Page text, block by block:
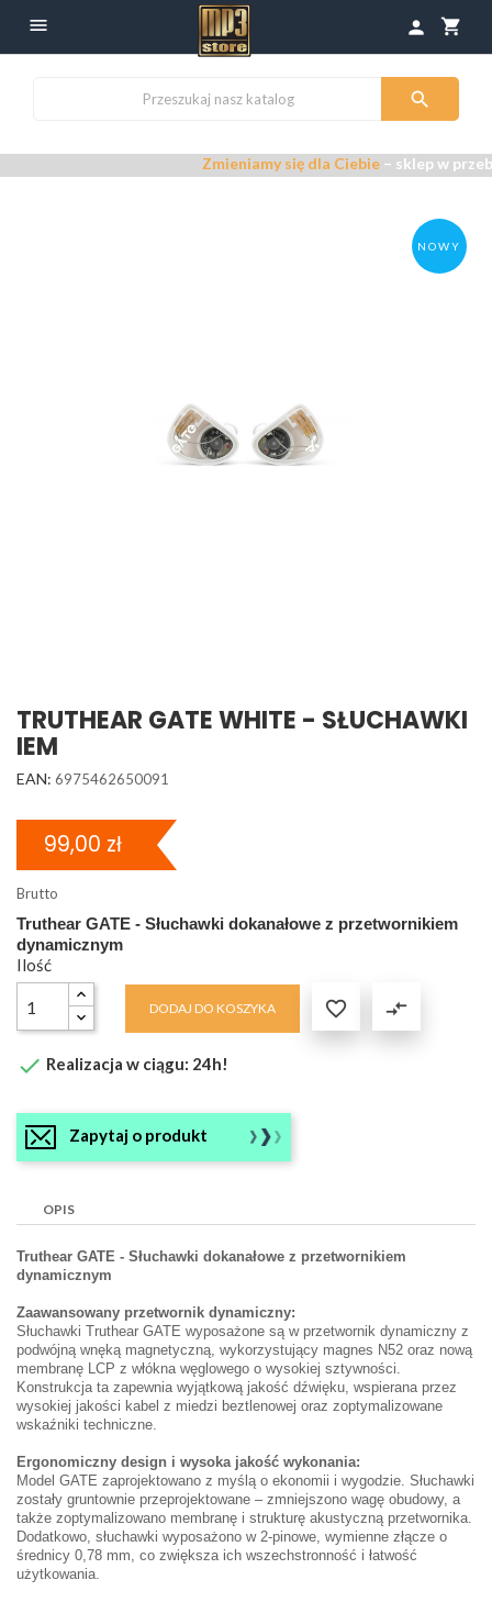
 shopping_cart
person

Zmieniamy się dla Ciebie– sklep w
NOWY
TRUTHEAR GATE WHITE - SŁUCHAWKI
IEM
EAN: 6975462650091
99,00 zł
Brutto
Truthear GATE - Słuchawki dokanałowe z przetwornikiem
dynamicznym
Ilość
DODAJ DO KOSZYKA  compare_arrows
 Realizacja w ciągu: 24h!
Zapytaj o produkt
OPIS
Truthear GATE - Słuchawki dokanałowe z przetwornikiem
dynamicznym
Zaawansowany przetwornik dynamiczny:
Słuchawki Truthear GATE wyposażone są w przetwornik dynamiczny z
podwójną wnęką magnetyczną, wykorzystujący magnes N52 oraz nową
membranę LCP z włókna węglowego o wysokiej sztywności.
Konstrukcja ta zapewnia wyjątkową jakość dźwięku, wspierana przez
wysokiej jakości kabel z miedzi beztlenowej oraz zoptymalizowane
wskaźniki techniczne.
Ergonomiczny design i wysoka jakość wykonania:
Model GATE zaprojektowano z myślą o ekonomii i wygodzie. Słuchawki
zostały gruntownie przeprojektowane – zmniejszono wagę obudowy, a
także zoptymalizowano membranę i strukturę akustyczną przetwornika.
Dodatkowo, słuchawki wyposażono w 2-pinowe, wymienne złącze o
średnicy 0,78 mm, co zwiększa ich wszechstronność i łatwość
użytkowania.